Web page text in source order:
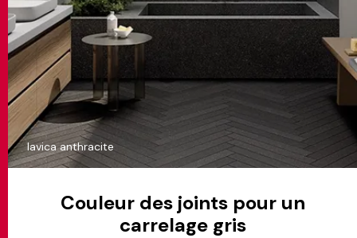
lavica anthracite
Couleur des joints pour un
carrelage gris